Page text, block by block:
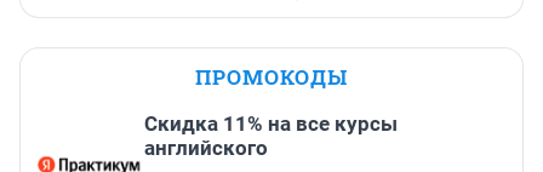
ПРОМОКОДЫ
Скидка 11% на все курсы
английского